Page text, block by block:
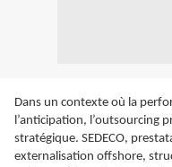
Dans un contexte où la
l’anticipation, l’outsourcing
stratégique. SEDECO,
externalisation offshore,